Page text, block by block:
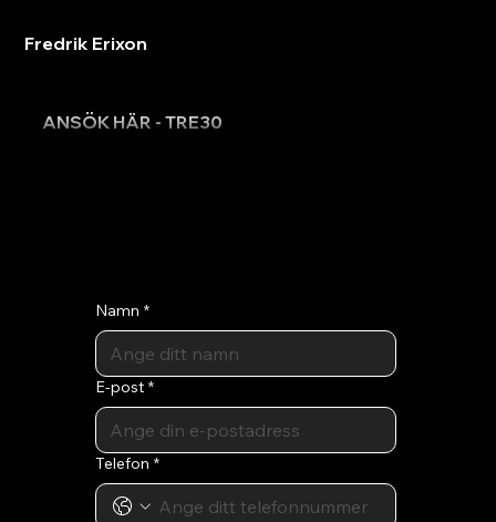
Namn *
E-post *
Telefon *
Fredrik Erixon
ANSÖK HÄR - TRE30